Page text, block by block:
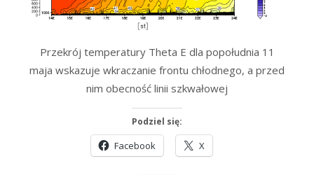
Przekrój temperatury Theta E dla popołudnia 11
maja wskazuje wkraczanie frontu chłodnego, a przed
nim obecność linii szkwałowej
Podziel się:
Facebook X